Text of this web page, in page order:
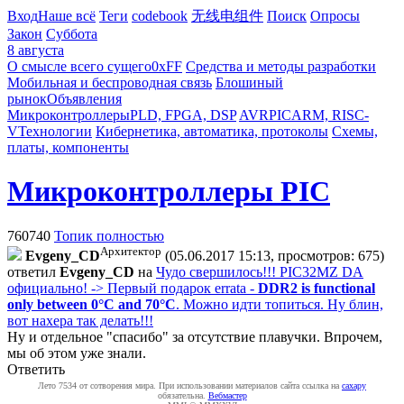
ВходНаше всё Теги codebook 无线电组件 Поиск Опросы
Закон Суббота
8 августа
О смысле всего сущего0xFF Средства и методы разработки
Мобильная и беспроводная связь Блошиный
рынокОбъявления
МикроконтроллерыPLD, FPGA, DSP AVRPICARM, RISC-
VТехнологии Кибернетика, автоматика, протоколы Схемы,
платы, компоненты
Микроконтроллеры PIC
760740 Топик полностью
Evgeny_CDАрхитектор (05.06.2017 15:13, просмотров: 675)
ответил Evgeny_CD на Чудо свершилось!!! PIC32MZ DA
официально! -> Первый подарок errata - DDR2 is functional
only between 0°C and 70°C. Можно идти топиться. Ну блин,
вот нахера так делать!!!
Ну и отдельное "спасибо" за отсутствие плавучки. Впрочем,
мы об этом уже знали.
Ответить
Лето 7534 от сотворения мира. При использовании материалов сайта ссылка на caxapу
обязательна. Вебмастер